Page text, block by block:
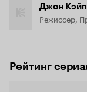
Джон
Режиссёр,
Рейтинг